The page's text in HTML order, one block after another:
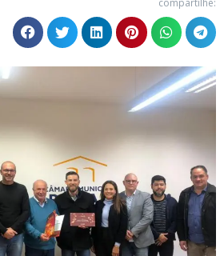
compartilhe: